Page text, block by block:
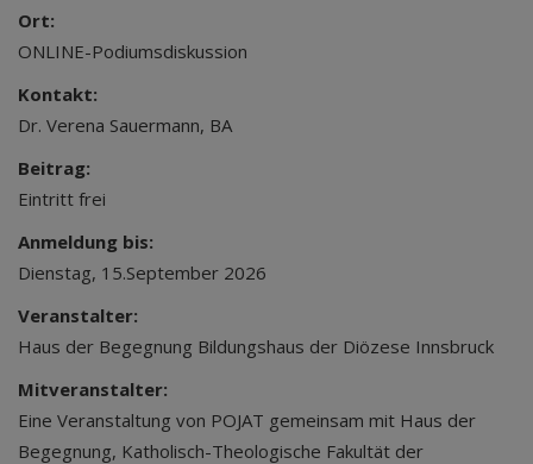
Ort:
ONLINE-Podiumsdiskussion
Kontakt:
Dr. Verena Sauermann, BA
Beitrag:
Eintritt frei
Anmeldung bis:
Dienstag, 15.September 2026
Veranstalter:
Haus der Begegnung Bildungshaus der Diözese Innsbruck
Mitveranstalter:
Eine Veranstaltung von POJAT gemeinsam mit Haus der
Begegnung, Katholisch-Theologische Fakultät der